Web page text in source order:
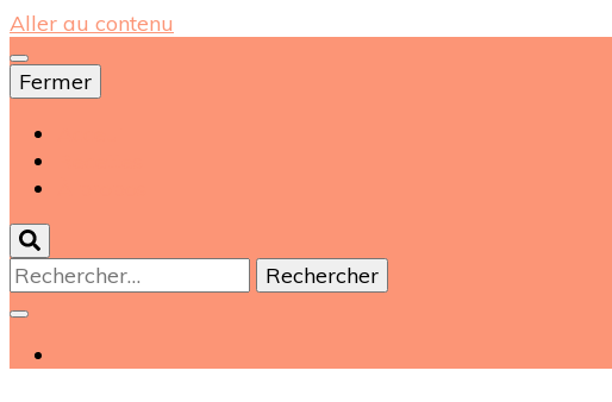
Aller au contenu
Fermer
Rechercher :